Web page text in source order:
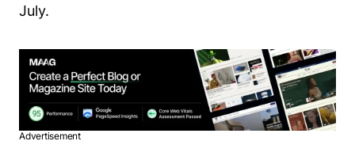
July.
Advertisement